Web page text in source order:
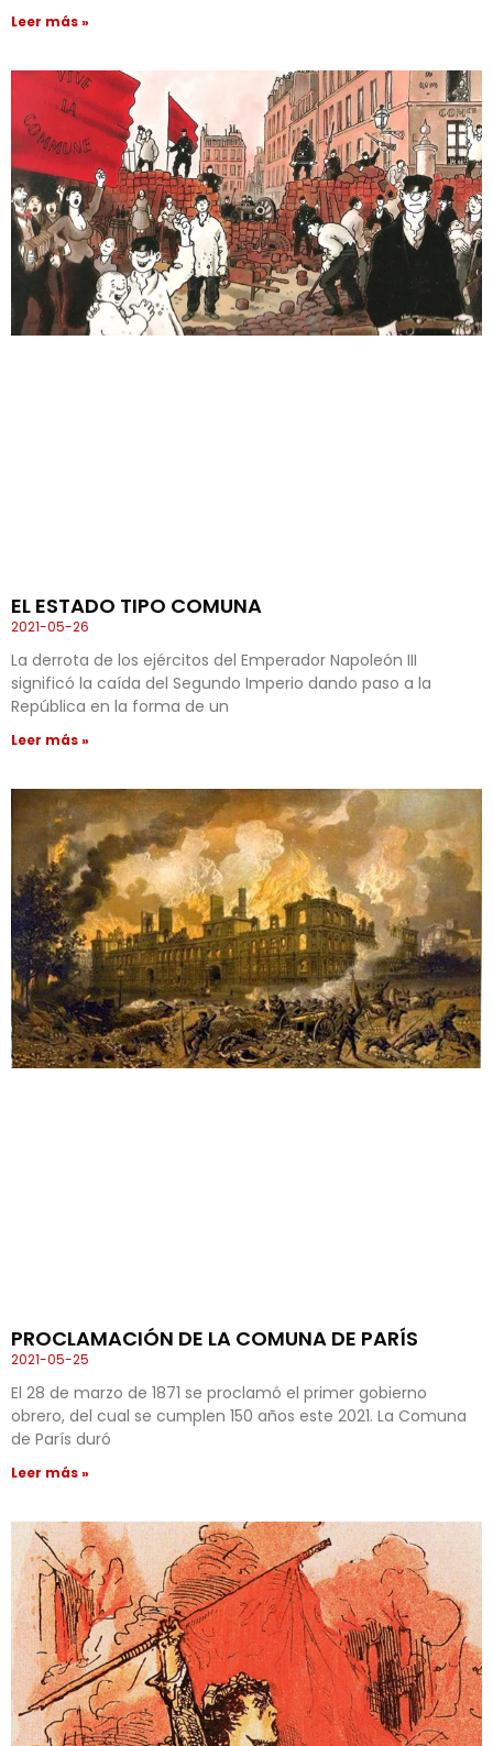
Leer más »
EL ESTADO TIPO COMUNA
2021-05-26
La derrota de los ejércitos del Emperador Napoleón III
significó la caída del Segundo Imperio dando paso a la
República en la forma de un
Leer más »
PROCLAMACIÓN DE LA COMUNA DE PARÍS
2021-05-25
El 28 de marzo de 1871 se proclamó el primer gobierno
obrero, del cual se cumplen 150 años este 2021. La Comuna
de París duró
Leer más »